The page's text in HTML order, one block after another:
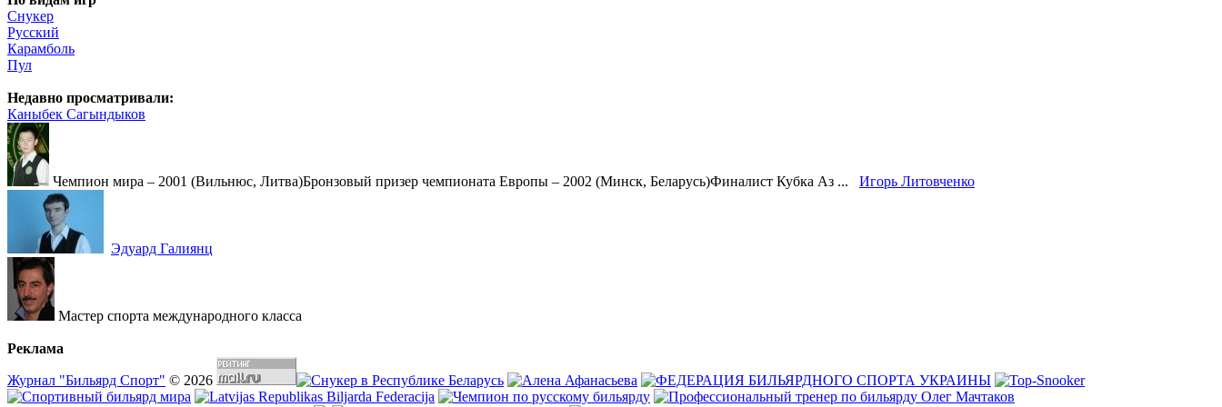
Снукер
Русский
Карамболь
Пул
Недавно просматривали:
Каныбек Сагындыков
Чемпион мира – 2001 (Вильнюс, Литва)Бронзовый призер чемпионата Европы – 2002 (Минск, Беларусь)Финалист Кубка Аз ... Игорь Литовченко
Эдуард Галиянц
Мастер спорта международного класса
Реклама
Журнал "Бильярд Спорт" © 2026